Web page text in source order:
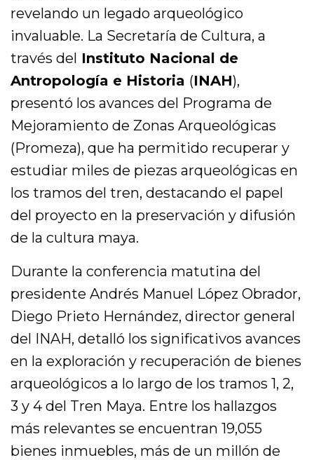
revelando un legado arqueológico
invaluable. La Secretaría de Cultura, a
través del Instituto Nacional de
Antropología e Historia (INAH),
presentó los avances del Programa de
Mejoramiento de Zonas Arqueológicas
(Promeza), que ha permitido recuperar y
estudiar miles de piezas arqueológicas en
los tramos del tren, destacando el papel
del proyecto en la preservación y difusión
de la cultura maya.
Durante la conferencia matutina del
presidente Andrés Manuel López Obrador,
Diego Prieto Hernández, director general
del INAH, detalló los significativos avances
en la exploración y recuperación de bienes
arqueológicos a lo largo de los tramos 1, 2,
3 y 4 del Tren Maya. Entre los hallazgos
más relevantes se encuentran 19,055
bienes inmuebles, más de un millón de